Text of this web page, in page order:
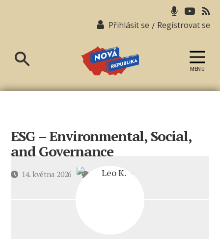
Přihlásit se / Registrovat se
republika
MENU
ESG – Environmental, Social,
and Governance
Datum14. května 2026 4 komentářeu